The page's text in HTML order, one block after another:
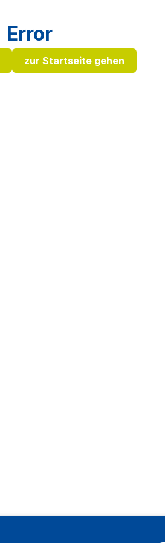
Error
zur Startseite gehen